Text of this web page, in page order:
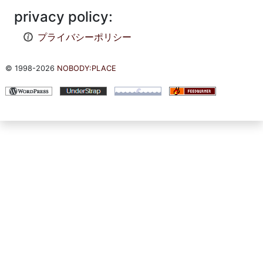
privacy policy:
プライバシーポリシー
© 1998-2026 NOBODY:PLACE